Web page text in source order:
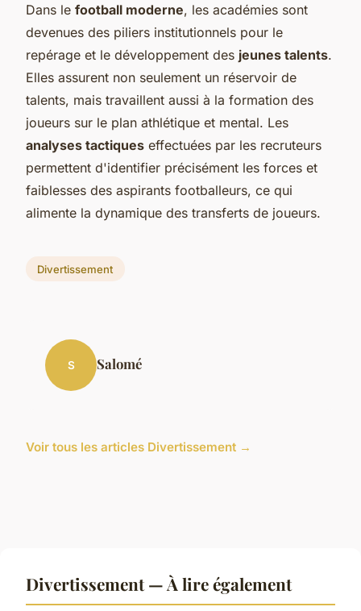
Dans le football moderne, les académies sont
devenues des piliers institutionnels pour le
repérage et le développement des jeunes talents.
Elles assurent non seulement un réservoir de
talents, mais travaillent aussi à la formation des
joueurs sur le plan athlétique et mental. Les
analyses tactiques effectuées par les recruteurs
permettent d'identifier précisément les forces et
faiblesses des aspirants footballeurs, ce qui
alimente la dynamique des transferts de joueurs.
Divertissement
S Salomé
Voir tous les articles Divertissement →
Divertissement — À lire également